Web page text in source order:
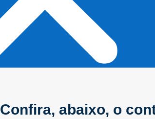
Confira, abaixo, o